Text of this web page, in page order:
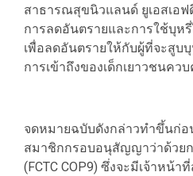
สาธารณสุขนิวแลนด์ ยูเอสเอฟ
การลดอันตรายและการใช้บุห
เพื่อลดอันตรายให้กับผู้ที่จะสู
การเข้าถึงของเด็กเยาวชนคว
จดหมายฉบับดังกล่าวทำขึ้นก่
สมาชิกกรอบอนุสัญญาว่าด้วย
(FCTC COP9) ซึ่งจะมีเจ้าหน้